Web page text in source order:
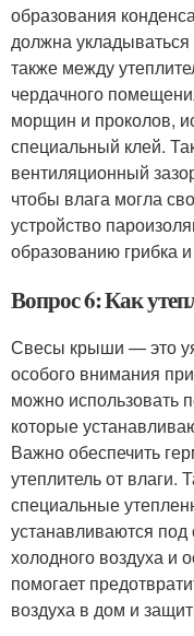
образования
должна
также между
чердачного
морщин и проколов,
специальный клей.
вентиляционный
чтобы влага могла
устройство
образованию грибка
Вопрос 6: Как
Свесы крыши — это
особого внимания
можно использовать
которые
Важно обеспечить
утеплитель от влаги.
специальные
устанавливаются
холодного воздуха и
помогает
воздуха в дом и